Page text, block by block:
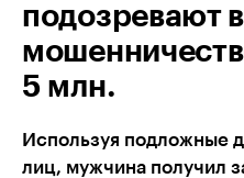
подозревают в
5 млн.
Используя подложные
лиц, мужчина получил